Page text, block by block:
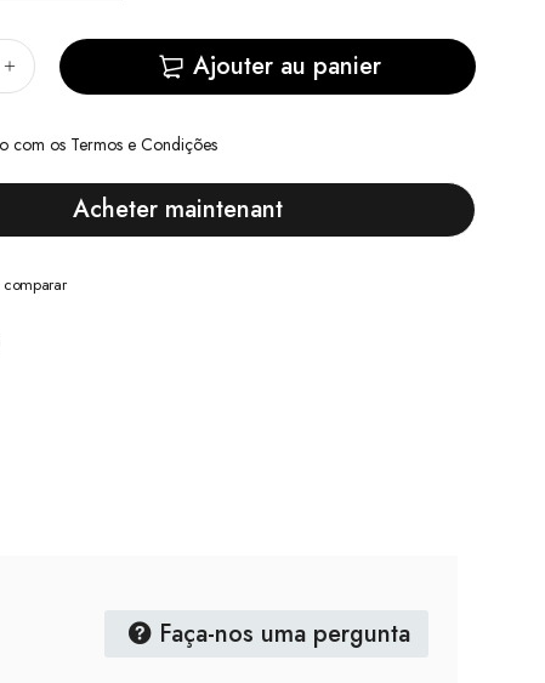
Ajouter au panier
comos Termos e Condições
Acheter maintenant
Faça-nos uma pergunta